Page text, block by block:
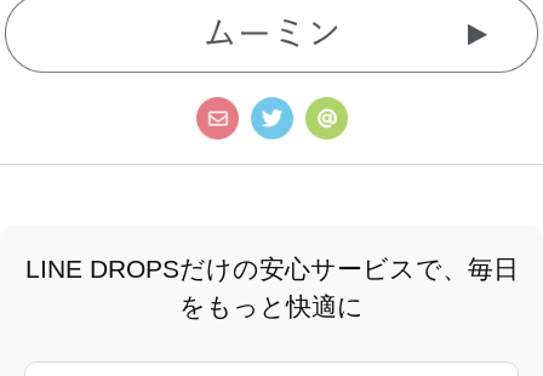
LINE DROPSだけの安心サービスで、毎日
をもっと快適に